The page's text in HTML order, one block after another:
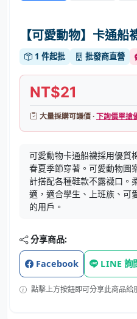
【可愛動物】卡通
1 件起批 批發商直營
NT$21
大量採購可議價 ·下詢價單搶
可愛動物卡通船襪採用優質
春夏季節穿著。可愛動物圖
計搭配各種鞋款不露襪口。
適，適合學生、上班族、可
的用戶。
分享商品:
Facebook LINE 詢
點擊上方按鈕即可分享此商品給